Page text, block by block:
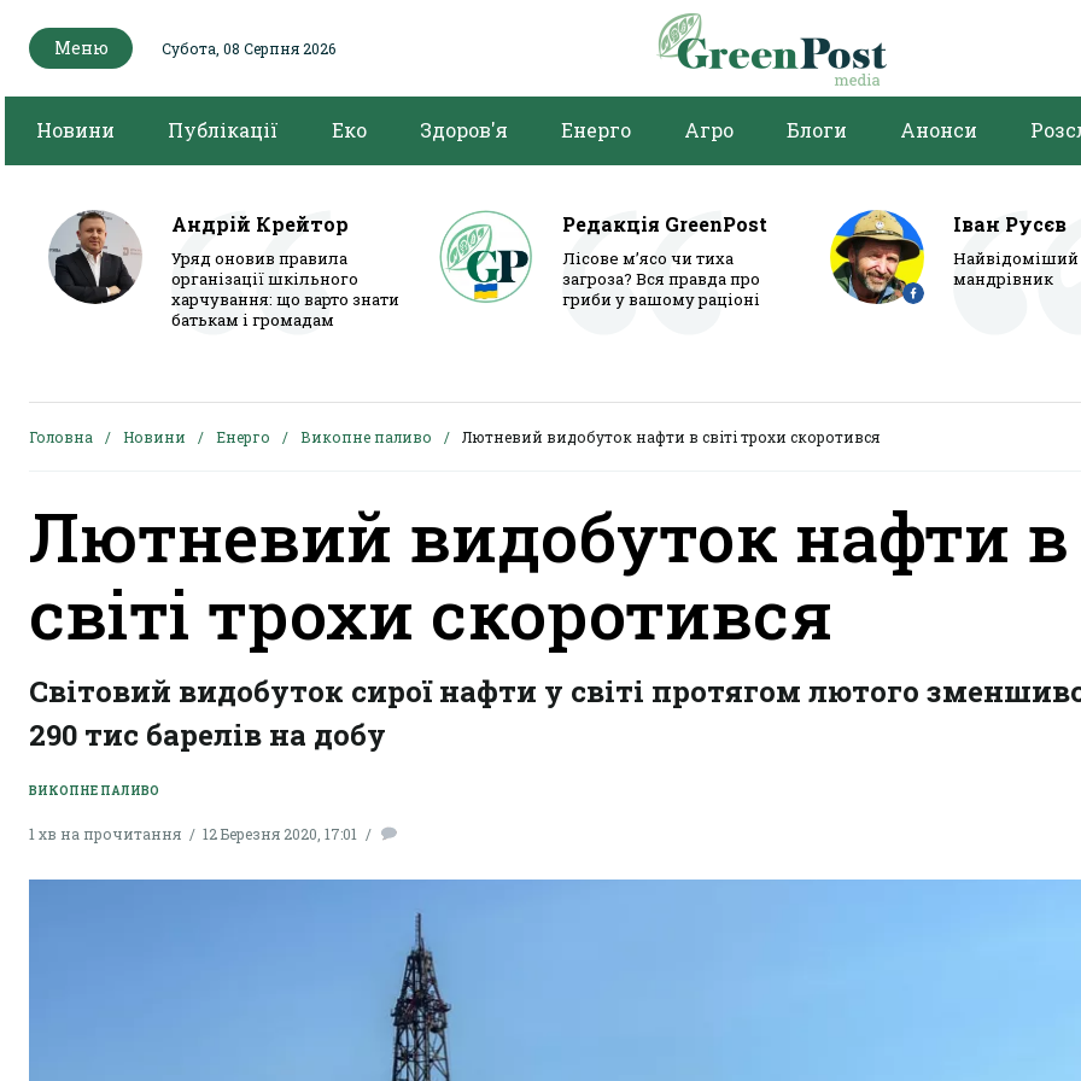
Меню Субота, 08 Серпня 2026
Новини Публікації Еко Здоров'я Енерго Агро Блоги Анонси
Андрій Крейтор
Уряд оновив правила
організації шкільного
харчування: що варто знати
батькам і громадам
Редакція GreenPost
Лісове м’ясо чи тиха
загроза? Вся правда про
гриби у вашому раціоні
Іван Русєв
Найвідоміший
мандрівник
Головна Новини Енерго Викопне паливо Лютневий видобуток нафти в світі трохи скоротився
Лютневий видобуток нафти в
світі трохи скоротився
Світовий видобуток сирої нафти у світі протягом лютого
290 тис барелів на добу
ВИКОПНЕ ПАЛИВО
1 хв на прочитання 12 Березня 2020, 17:01